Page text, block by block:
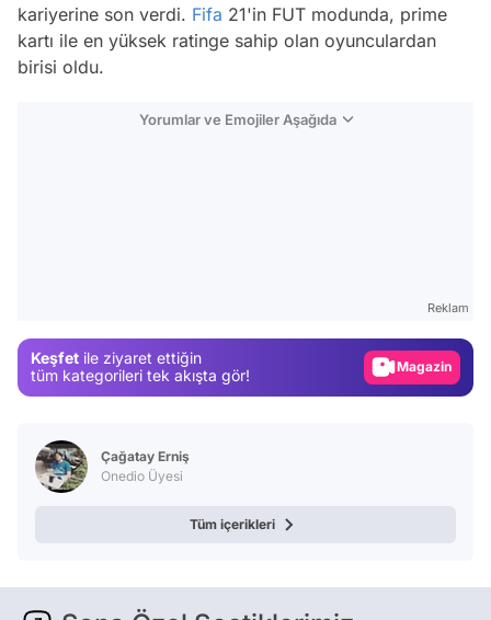
kariyerine son verdi. Fifa 21'in FUT modunda, prime
kartı ile en yüksek ratinge sahip olan oyunculardan
birisi oldu.
Yorumlar ve Emojiler Aşağıda
Reklam
Keşfet ile ziyaret ettiğin
tüm kategorileri tek akışta gör!
Video
Çağatay Erniş
Onedio Üyesi
Tüm içerikleri